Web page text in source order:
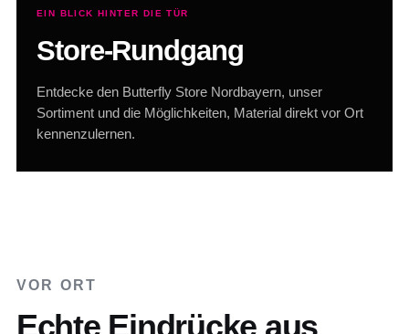
EIN BLICK HINTER DIE TÜR
Store-Rundgang
Entdecke den Butterfly Store Nordbayern, unser
Sortiment und die Möglichkeiten, Material direkt vor Ort
kennenzulernen.
VOR ORT
Echte Eindrücke aus